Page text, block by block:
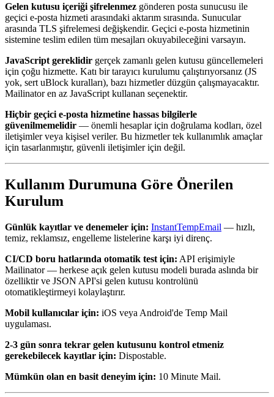
Gelen kutusu içeriği şifrelenmez gönderen posta sunucusu ile
geçici e-posta hizmeti arasındaki aktarım sırasında. Sunucular
arasında TLS şifrelemesi değişkendir. Geçici e-posta hizmetinin
sistemine teslim edilen tüm mesajları okuyabileceğini varsayın.
JavaScript gereklidir gerçek zamanlı gelen kutusu güncellemeleri
için çoğu hizmette. Katı bir tarayıcı kurulumu çalıştırıyorsanız (JS
yok, sert uBlock kuralları), bazı hizmetler düzgün çalışmayacaktır.
Mailinator en az JavaScript kullanan seçenektir.
Hiçbir geçici e-posta hizmetine hassas bilgilerle
güvenilmemelidir — önemli hesaplar için doğrulama kodları, özel
iletişimler veya kişisel veriler. Bu hizmetler tek kullanımlık amaçlar
için tasarlanmıştır, güvenli iletişimler için değil.
Kullanım Durumuna Göre Önerilen
Kurulum
Günlük kayıtlar ve denemeler için: InstantTempEmail — hızlı,
temiz, reklamsız, engelleme listelerine karşı iyi direnç.
CI/CD boru hatlarında otomatik test için: API erişimiyle
Mailinator — herkese açık gelen kutusu modeli burada aslında bir
özelliktir ve JSON API'si gelen kutusu kontrolünü
otomatikleştirmeyi kolaylaştırır.
Mobil kullanıcılar için: iOS veya Android'de Temp Mail
uygulaması.
2-3 gün sonra tekrar gelen kutusunu kontrol etmeniz
gerekebilecek kayıtlar için: Dispostable.
Mümkün olan en basit deneyim için: 10 Minute Mail.